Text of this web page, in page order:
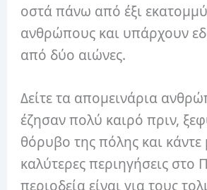
οστά πάνω από έξι
ανθρώπους και υπάρχουν
από δύο αιώνες.
Δείτε τα απομεινάρια
έζησαν πολύ καιρό πριν,
θόρυβο της πόλης και κάντε
καλύτερες περιηγήσεις στο
περιοδεία είναι για τους